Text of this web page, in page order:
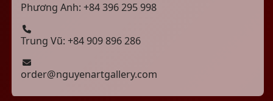
Phương Anh: +84 396 295 998
Trung Vũ: +84 909 896 286
order@nguyenartgallery.com